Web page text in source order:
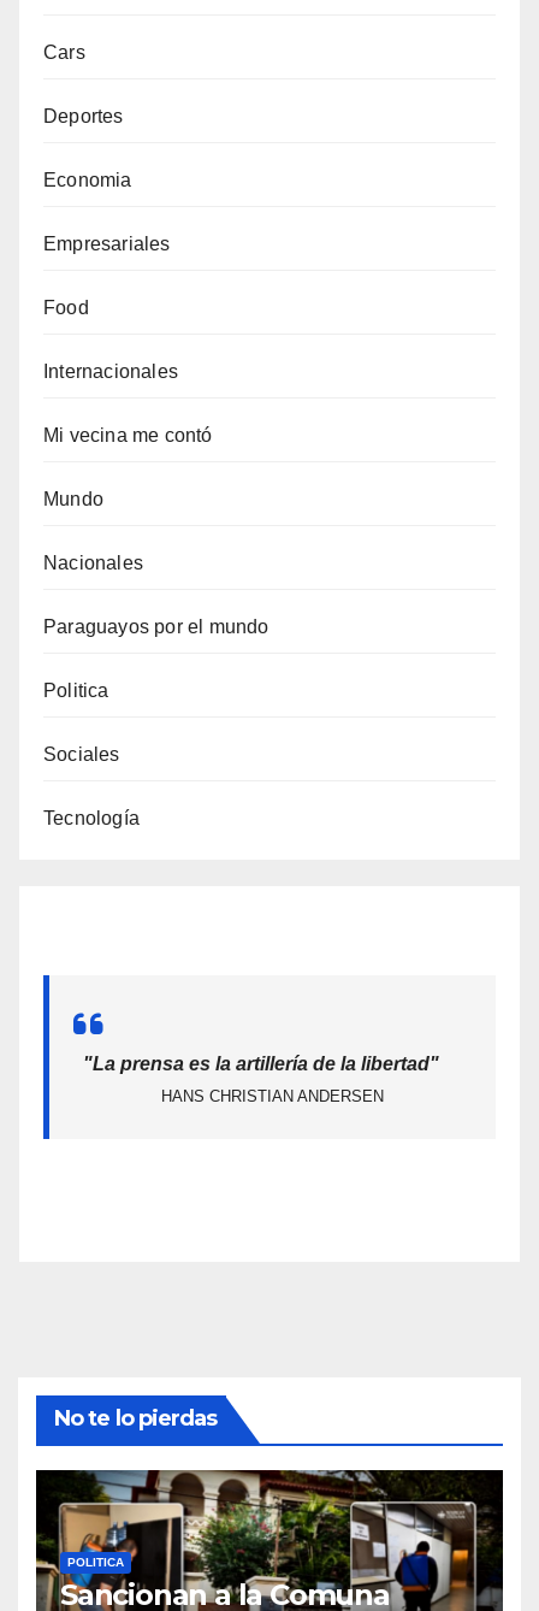
Cars
Deportes
Economia
Empresariales
Food
Internacionales
Mi vecina me contó
Mundo
Nacionales
Paraguayos por el mundo
Politica
Sociales
Tecnología
"La prensa es la artillería de la libertad"
HANS CHRISTIAN ANDERSEN
No te lo pierdas
POLITICA
Sancionan a la Comuna